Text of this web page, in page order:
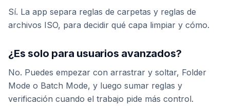
Sí. La app separa reglas de carpetas y reglas de
archivos ISO, para decidir qué capa limpiar y cómo.
¿Es solo para usuarios avanzados?
No. Puedes empezar con arrastrar y soltar, Folder
Mode o Batch Mode, y luego sumar reglas y
verificación cuando el trabajo pide más control.